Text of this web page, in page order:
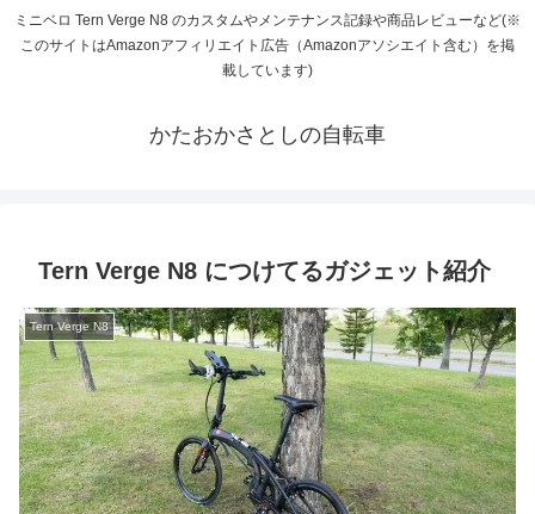
ミニベロ Tern Verge N8 のカスタムやメンテナンス記録や商品レビューなど(※
このサイトはAmazonアフィリエイト広告（Amazonアソシエイト含む）を掲
載しています)
かたおかさとしの自転車
Tern Verge N8 につけてるガジェット紹介
Tern Verge N8